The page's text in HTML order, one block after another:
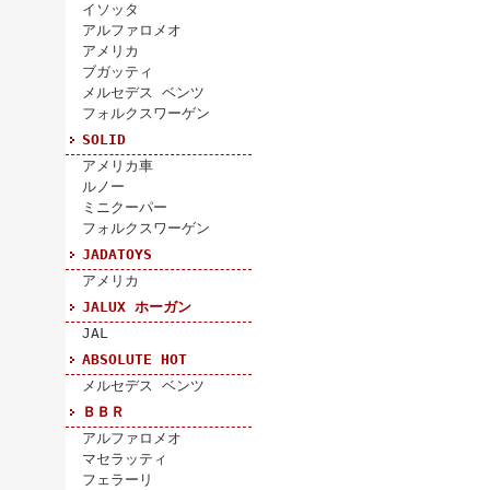
イソッタ
アルファロメオ
アメリカ
ブガッティ
メルセデス ベンツ
フォルクスワーゲン
SOLID
アメリカ車
ルノー
ミニクーパー
フォルクスワーゲン
JADATOYS
アメリカ
JALUX ホーガン
JAL
ABSOLUTE HOT
メルセデス ベンツ
ＢＢＲ
アルファロメオ
マセラッティ
フェラーリ